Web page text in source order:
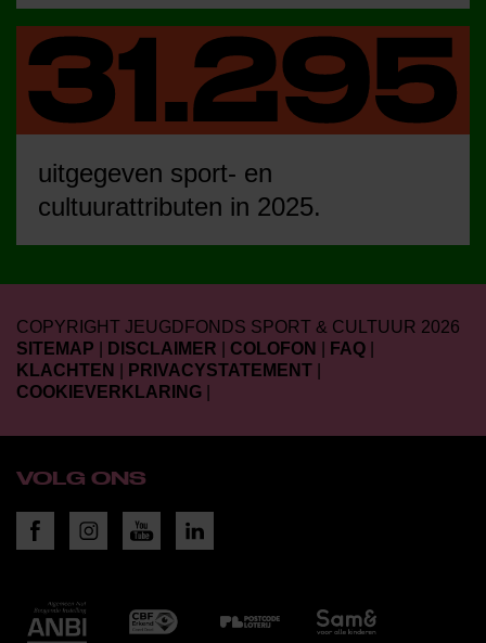
uitgegeven sport- en
cultuurattributen in 2025.
COPYRIGHT JEUGDFONDS SPORT & CULTUUR 2026
SITEMAP
DISCLAIMER COLOFON FAQ
KLACHTEN
PRIVACYSTATEMENT
COOKIEVERKLARING
VOLG ONS